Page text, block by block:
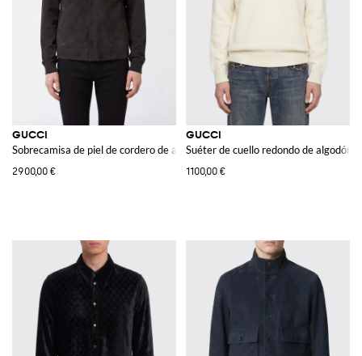
GUCCI
Sobrecamisa de piel de cordero de ante con cuello francés
2900,00 €
GUCCI
Suéter de cuello redondo de algodón
1100,00 €